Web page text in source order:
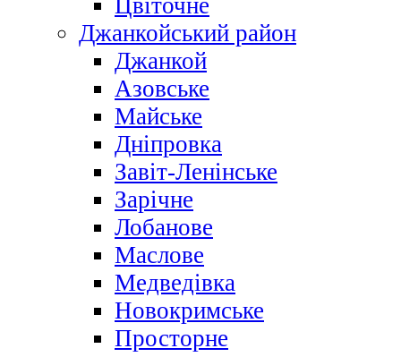
Цвіточне
Джанкойський район
Джанкой
Азовське
Майське
Дніпровка
Завіт-Ленінське
Зарічне
Лобанове
Маслове
Медведівка
Новокримське
Просторне